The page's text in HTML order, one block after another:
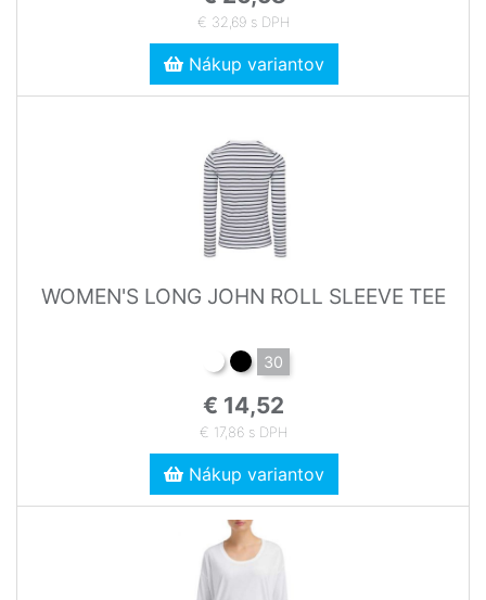
€ 32,69 s DPH
Nákup variantov
WOMEN'S LONG JOHN ROLL SLEEVE TEE
30
€ 14,52
€ 17,86 s DPH
Nákup variantov